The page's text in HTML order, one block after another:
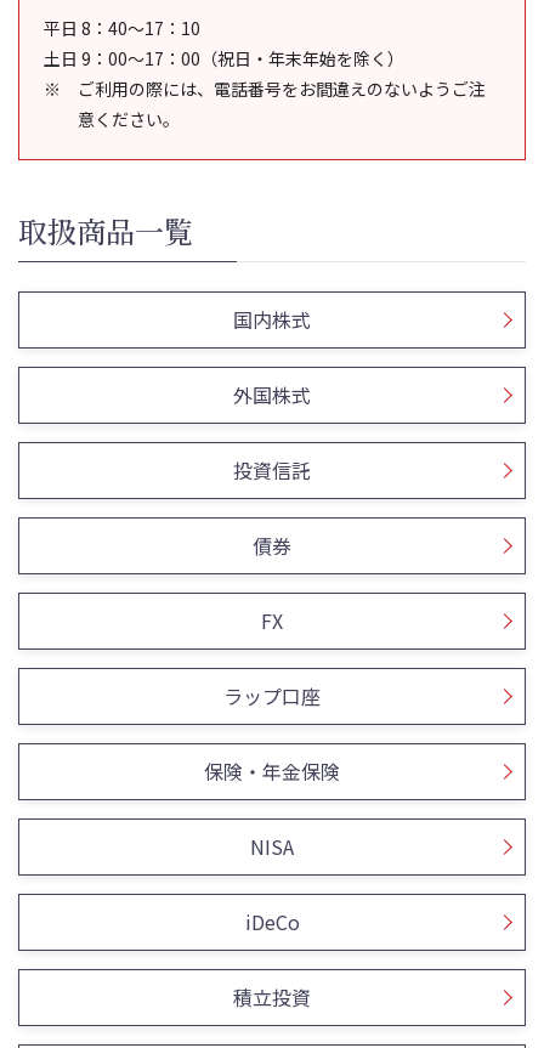
平日 8：40～17：10
土日 9：00～17：00（祝日・年末年始を除く）
ご利用の際には、電話番号をお間違えのないようご注
意ください。
取扱商品一覧
国内株式
外国株式
投資信託
債券
FX
ラップ口座
保険・年金保険
NISA
iDeCo
積立投資